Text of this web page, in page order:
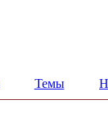
Темы